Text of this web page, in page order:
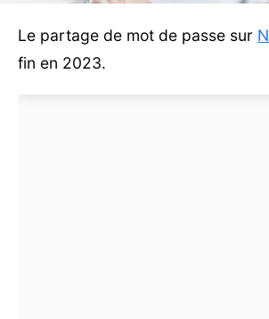
Le partage de mot de passe sur
fin en 2023.